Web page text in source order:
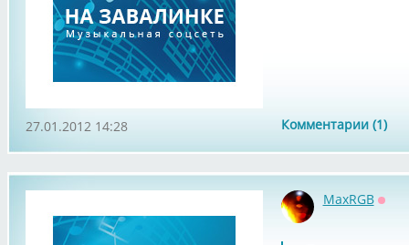
Комментарии (1)
27.01.2012 14:28
MaxRGB